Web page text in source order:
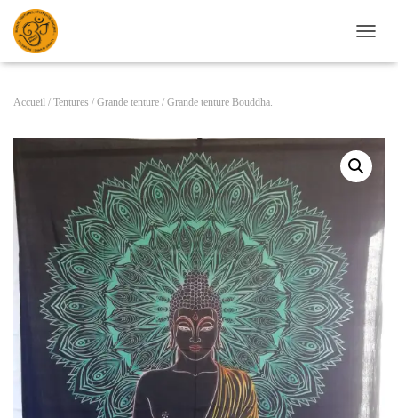
É
L
A
G
A
T
I
N
Accueil / Tentures / Grande tenture / Grande tenture Bouddha.